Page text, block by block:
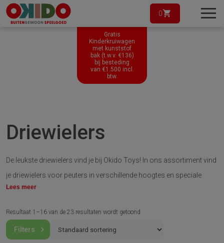
0
Gratis
Kinderkruiwagen
met kunststof
bak (t.w.v. €136)
bij besteding
van €1.500 incl.
btw.
Driewielers
De leukste driewielers vind je bij Okido Toys! In ons assortiment vind
je driewielers voor peuters in verschillende hoogtes en speciale
driewielers met een choppermodel. Het is ook mogelijk om
en zelfs een Taxi Maxi bestellen. Al onze driewielers worden van
gegalvaniseerd staal gemaakt en ze zijn voorzien van een
Lees meer
Resultaat 1–16 van de 23 resultaten wordt getoond
Filters